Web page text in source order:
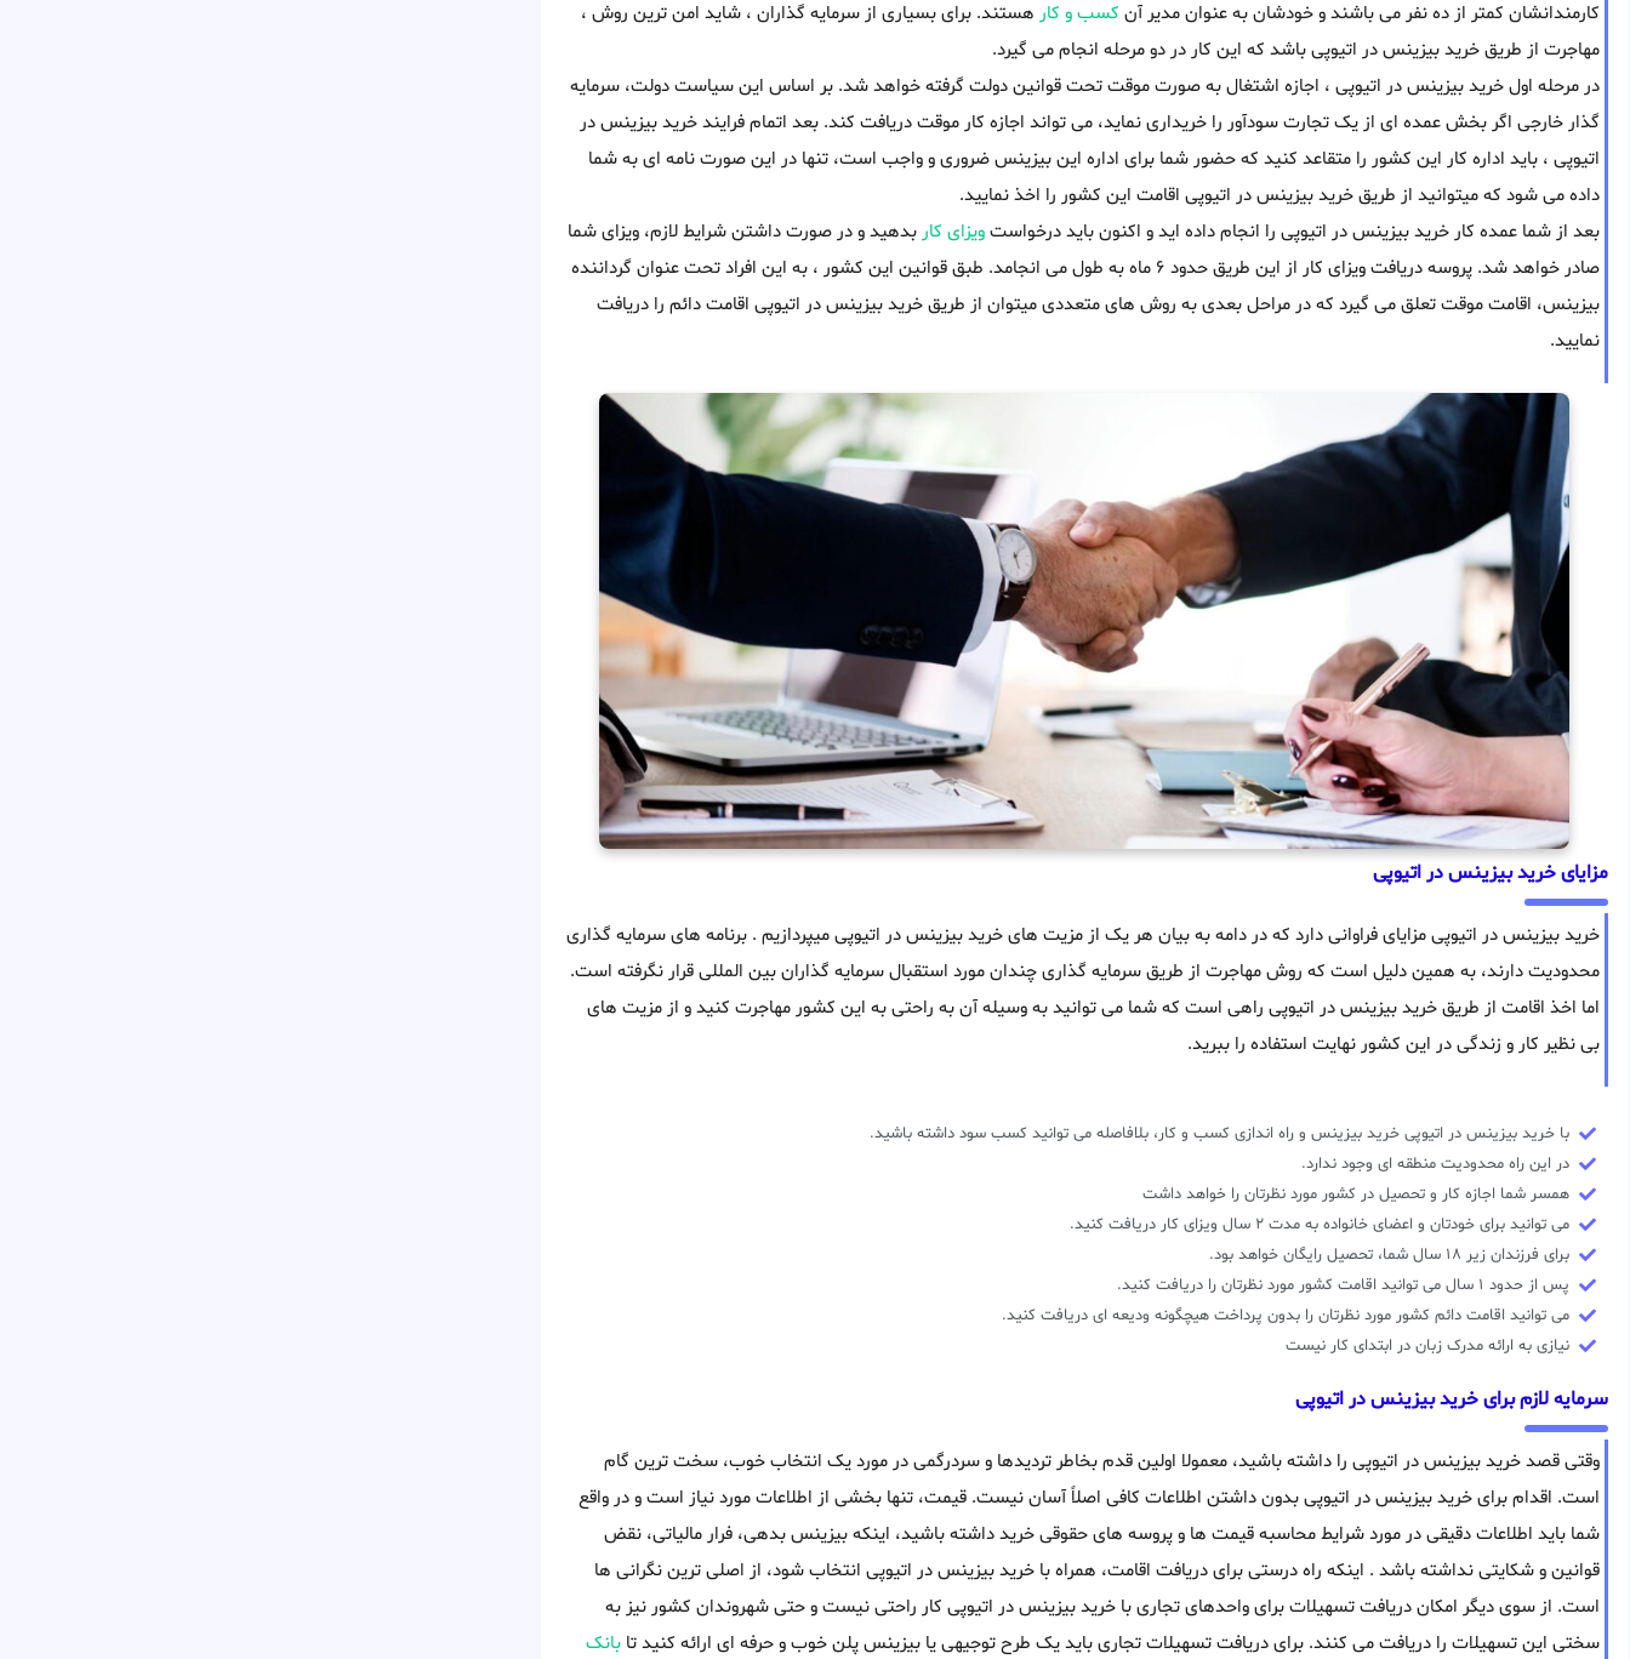
کارمندانشان کمتر از ده نفر می باشند و خودشان به عنوان مدیر آن کسب و کار هستند. برای بسیاری از سرمایه گذاران ، شاید امن ترین روش ،
مهاجرت از طریق خرید بیزینس در اتیوپی باشد که این کار در دو مرحله انجام می گیرد.
در مرحله اول خرید بیزینس در اتیوپی ، اجازه اشتغال به صورت موقت تحت قوانین دولت گرفته خواهد شد. بر اساس این سیاست دولت، سرمایه
گذار خارجی اگر بخش عمده ای از یک تجارت سودآور را خریداری نماید، می تواند اجازه کار موقت دریافت کند. بعد اتمام فرایند خرید بیزینس در
اتیوپی ، باید اداره کار این کشور را متقاعد کنید که حضور شما برای اداره این بیزینس ضروری و واجب است، تنها در این صورت نامه ای به شما
داده می شود که میتوانید از طریق خرید بیزینس در اتیوپی اقامت این کشور را اخذ نمایید.
بعد از شما عمده کار خرید بیزینس در اتیوپی را انجام داده اید و اکنون باید درخواستویزای کاربدهید و در صورت داشتن شرایط لازم، ویزای شما
صادر خواهد شد. پروسه دریافت ویزای کار از این طریق حدود ۶ ماه به طول می انجامد. طبق قوانین این کشور ، به این افراد تحت عنوان گرداننده
بیزینس، اقامت موقت تعلق می گیرد که در مراحل بعدی به روش های متعددی میتوان از طریق خرید بیزینس در اتیوپی اقامت دائم را دریافت
نمایید.
مزایای خرید بیزینس در اتیوپی
خرید بیزینس در اتیوپی مزایای فراوانی دارد که در دامه به بیان هر یک از مزیت های خرید بیزینس در اتیوپی میپردازیم . برنامه های سرمایه گذاری
محدودیت دارند، به همین دلیل است که روش مهاجرت از طریق سرمایه گذاری چندان مورد استقبال سرمایه گذاران بین المللی قرار نگرفته است.
اما اخذ اقامت از طریق خرید بیزینس در اتیوپی راهی است که شما می توانید به وسیله آن به راحتی به این کشور مهاجرت کنید و از مزیت های
بی نظیر کار و زندگی در این کشور نهایت استفاده را ببرید.
با خرید بیزینس در اتیوپی خرید بیزینس و راه اندازی کسب و کار، بلافاصله می توانید کسب سود داشته باشید.
در این راه محدودیت منطقه ای وجود ندارد.
همسر شما اجازه کار و تحصیل در کشور مورد نظرتان را خواهد داشت
می توانید برای خودتان و اعضای خانواده به مدت ۲ سال ویزای کار دریافت کنید.
برای فرزندان زیر ۱۸ سال شما، تحصیل رایگان خواهد بود.
پس از حدود ۱ سال می توانید اقامت کشور مورد نظرتان را دریافت کنید.
می توانید اقامت دائم کشور مورد نظرتان را بدون پرداخت هیچگونه ودیعه ای دریافت کنید.
نیازی به ارائه مدرک زبان در ابتدای کار نیست
سرمایه لازم برای خرید بیزینس در اتیوپی
وقتی قصد خرید بیزینس در اتیوپی را داشته باشید، معمولا اولین قدم بخاطر تردیدها و سردرگمی در مورد یک انتخاب خوب، سخت ترین گام
است. اقدام برای خرید بیزینس در اتیوپی بدون داشتن اطلاعات کافی اصلاً آسان نیست. قیمت، تنها بخشی از اطلاعات مورد نیاز است و در واقع
شما باید اطلاعات دقیقی در مورد شرایط محاسبه قیمت ها و پروسه های حقوقی خرید داشته باشید، اینکه بیزینس بدهی، فرار مالیاتی، نقض
قوانین و شکایتی نداشته باشد . اینکه راه درستی برای دریافت اقامت، همراه با خرید بیزینس در اتیوپی انتخاب شود، از اصلی ترین نگرانی ها
است. از سوی دیگر امکان دریافت تسهیلات برای واحدهای تجاری با خرید بیزینس در اتیوپی کار راحتی نیست و حتی شهروندان کشور نیز به
سختی این تسهیلات را دریافت می کنند. برای دریافت تسهیلات تجاری باید یک طرح توجیهی یا بیزینس پلن خوب و حرفه ای ارائه کنید تا بانک